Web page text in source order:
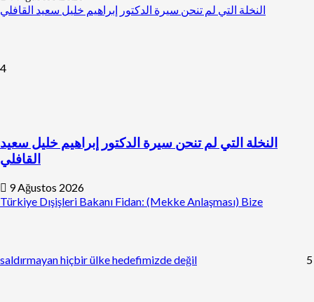
النخلة التي لم تنحن سيرة الدكتور إبراهيم خليل سعيد القافلي
4
النخلة التي لم تنحن سيرة الدكتور إبراهيم خليل سعيد
القافلي
9 Ağustos 2026
Türkiye Dışişleri Bakanı Fidan: (Mekke Anlaşması) Bize
saldırmayan hiçbir ülke hedefimizde değil 5